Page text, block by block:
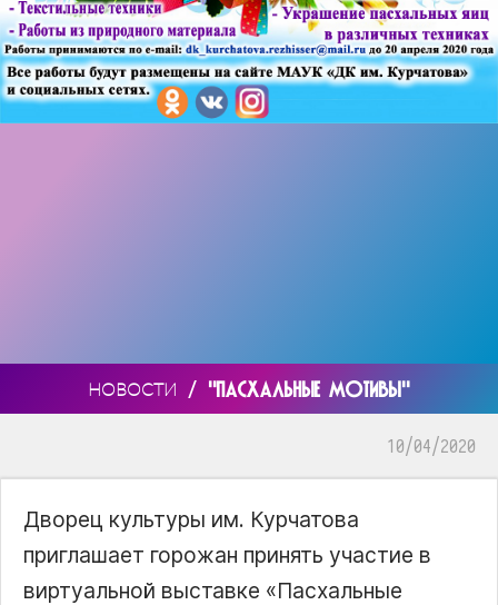
НОВОСТИ / "ПАСХАЛЬНЫЕ МОТИВЫ"
10/04/2020
Дворец культуры им. Курчатова
приглашает горожан принять участие в
виртуальной выставке
Пасхальные